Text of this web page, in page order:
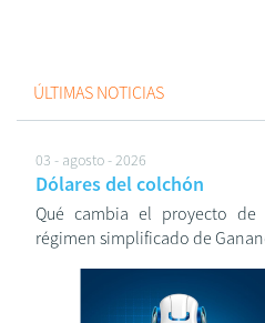
ÚLTIMAS NOTICIAS
03 - agosto - 2026
Dólares del colchón
Qué cambia el proyecto
régimen simplificado de